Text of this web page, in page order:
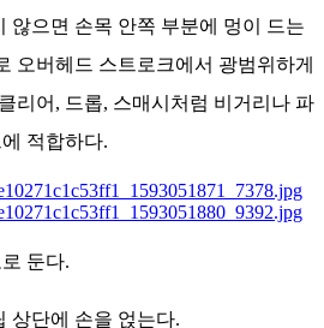
않으면 손목 안쪽 부분에 멍이 드는
오버헤드 스트로크에서 광범위하게
리어, 드롭, 스매시처럼 비거리나 파
적합하다.
둔다.
상단에 손을 얹는다.